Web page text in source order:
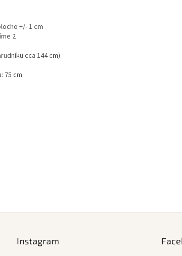
+/- 1 cm
2
cca 144 cm)
75 cm
Instagram